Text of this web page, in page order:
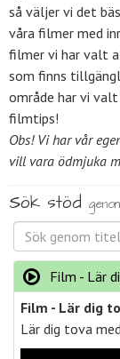
så väljer vi det
våra filmer med
filmer vi har valt
som finns
område har vi
filmtips!
Obs! Vi har vår
vill vara ödmjuka
Sök stöd
Film - Lär
Film - Lär dig
Lär dig tova